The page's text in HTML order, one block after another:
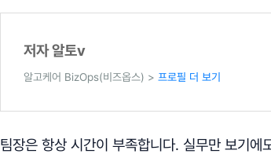
저자 알토v
알고케어 BizOps(비즈옵스) > 프로필 더 보기
팀장은 항상 시간이 부족합니다. 실무만 보기